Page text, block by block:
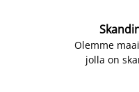
Olemme
jolla on